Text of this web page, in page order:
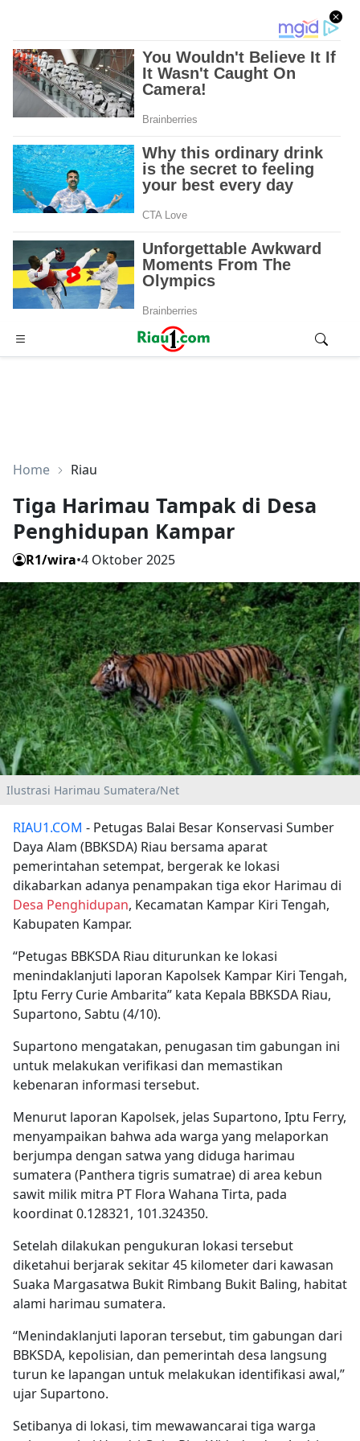
Advertisement
Home Riau
Tiga Harimau Tampak di Desa
Penghidupan Kampar
R1/wira•4 Oktober 2025
Ilustrasi Harimau Sumatera/Net
RIAU1.COM - Petugas Balai Besar Konservasi Sumber
Daya Alam (BBKSDA) Riau bersama aparat
pemerintahan setempat, bergerak ke lokasi
dikabarkan adanya penampakan tiga ekor Harimau di
Desa Penghidupan, Kecamatan Kampar Kiri Tengah,
Kabupaten Kampar.
“Petugas BBKSDA Riau diturunkan ke lokasi
menindaklanjuti laporan Kapolsek Kampar Kiri Tengah,
Iptu Ferry Curie Ambarita” kata Kepala BBKSDA Riau,
Supartono, Sabtu (4/10).
Supartono mengatakan, penugasan tim gabungan ini
untuk melakukan verifikasi dan memastikan
kebenaran informasi tersebut.
Menurut laporan Kapolsek, jelas Supartono, Iptu Ferry,
menyampaikan bahwa ada warga yang melaporkan
berjumpa dengan satwa yang diduga harimau
sumatera (Panthera tigris sumatrae) di area kebun
sawit milik mitra PT Flora Wahana Tirta, pada
koordinat 0.128321, 101.324350.
Setelah dilakukan pengukuran lokasi tersebut
diketahui berjarak sekitar 45 kilometer dari kawasan
Suaka Margasatwa Bukit Rimbang Bukit Baling, habitat
alami harimau sumatera.
“Menindaklanjuti laporan tersebut, tim gabungan dari
BBKSDA, kepolisian, dan pemerintah desa langsung
turun ke lapangan untuk melakukan identifikasi awal,”
ujar Supartono.
Setibanya di lokasi, tim mewawancarai tiga warga